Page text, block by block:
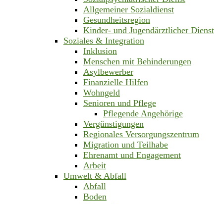
Allgemeiner Sozialdienst
Gesundheitsregion
Kinder- und Jugendärztlicher Dienst
Soziales & Integration
Inklusion
Menschen mit Behinderungen
Asylbewerber
Finanzielle Hilfen
Wohngeld
Senioren und Pflege
Pflegende Angehörige
Vergünstigungen
Regionales Versorgungszentrum
Migration und Teilhabe
Ehrenamt und Engagement
Arbeit
Umwelt & Abfall
Abfall
Boden